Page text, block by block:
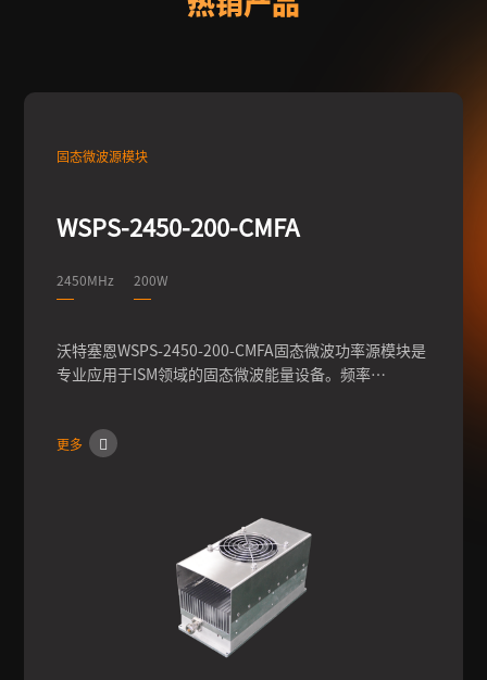
固态微波源模块
WSPS-2450-200-CMFA
2450MHz 200W
沃特塞恩WSPS-2450-200-CMFA固态微波功率源模块是
专业应用于ISM领域的固态微波能量设备。频率
功率1-200W的调节。
更多